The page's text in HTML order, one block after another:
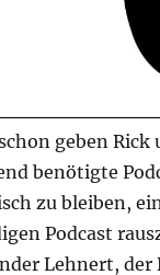
geben Rick
benötigte
zu bleiben,
Podcast
Lehnert, der